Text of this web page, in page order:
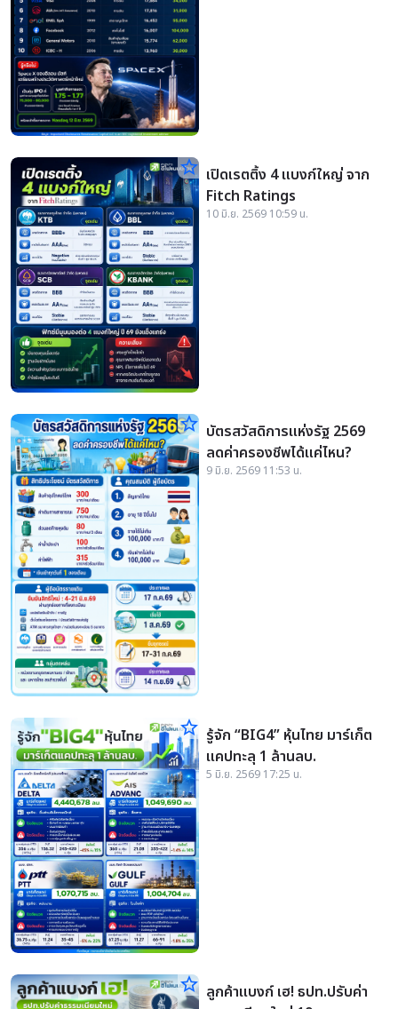
star_border เปิดเรตติ้ง 4 แบงก์ใหญ่ จาก
Fitch Ratings
10 มิ.ย. 2569 10:59 น.
star_border บัตรสวัสดิการแห่งรัฐ 2569
ลดค่าครองชีพได้แค่ไหน?
9 มิ.ย. 2569 11:53 น.
star_border รู้จัก “BIG4” หุ้นไทย มาร์เก็ต
แคปทะลุ 1 ล้านลบ.
5 มิ.ย. 2569 17:25 น.
star_border ลูกค้าแบงก์ เฮ! ธปท.ปรับค่า